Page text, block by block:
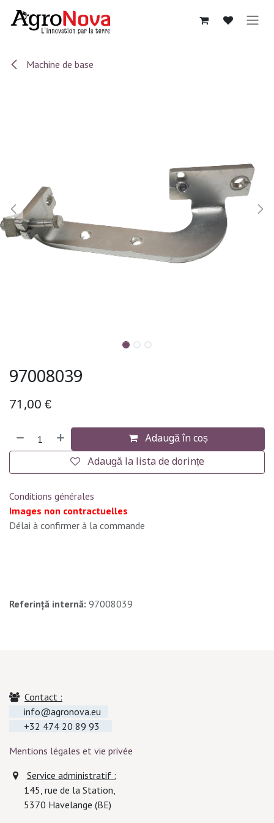
Machine de base
97008039
71,00 €
Adaugă în coș
Adaugă la lista de dorințe
Conditions générales
Images non contractuelles
Délai à confirmer à la commande
Referință internă: 97008039
Contact :
info@agronova.eu
+32 474 20 89 93
Mentions légales et vie privée
Service administratif :
145, rue de la Station,
5370 Havelange (BE)